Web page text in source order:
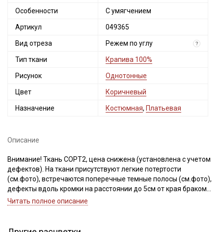
Особенности С умягчением
Артикул 049365
Вид отреза Режем по углу ?
Тип ткани Крапива 100%
Рисунок Однотонные
Цвет Коричневый
Назначение Костюмная, Платьевая
Описание
Внимание! Ткань СОРТ2, цена снижена (установлена с учетом
дефектов). На ткани присутствуют легкие потертости
(см.фото), встречаются поперечные темные полосы (см.фото),
дефекты вдоль кромки на расстоянии до 5см от края браком
не являются. Ширина ткани ±2см. Ткань при продаже режем
при заказе.
Читать полное описание